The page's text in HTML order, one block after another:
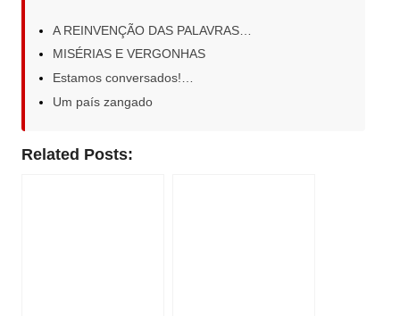
A REINVENÇÃO DAS PALAVRAS…
MISÉRIAS E VERGONHAS
Estamos conversados!…
Um país zangado
Related Posts: